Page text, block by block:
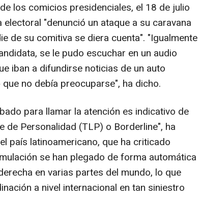
los comicios presidenciales, el 18 de julio
"denunció un ataque a su caravana
de su comitiva se diera cuenta". "Igualmente
se le pudo escuchar en un audio
iban a difundirse noticias de un auto
no debía preocuparse", ha dicho.
para llamar la atención es indicativo de
de Personalidad (TLP) o Borderline", ha
país latinoamericano, que ha criticado
se han plegado de forma automática
en varias partes del mundo, lo que
a nivel internacional en tan siniestro